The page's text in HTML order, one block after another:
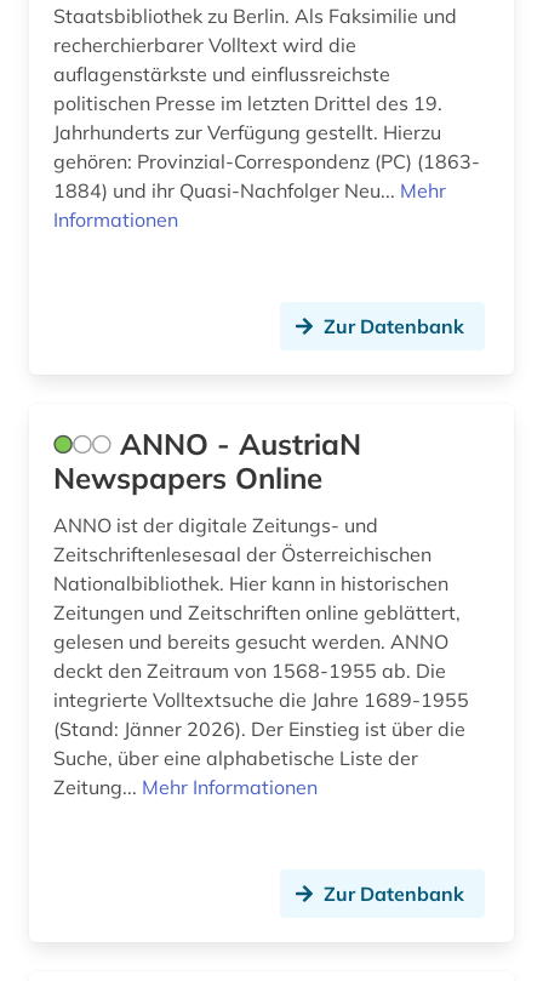
galerie (1)
galloromanistik (2)
geistesgeschichte <1500 - 1800> (1)
geisteswissenschaft (1)
geschichte (29)
geschichte 1817-1980 (1)
geschichte 1850- (1)
geschichte 1860-1870 (1)
geschichte 1860-1910 (1)
geschichte 1871-1901 (1)
geschichte 1895-1915 (1)
Staatsbibliothek zu Berlin. Als Faksimilie und
recherchierbarer Volltext wird die
auflagenstärkste und einflussreichste
politischen Presse im letzten Drittel des 19.
Jahrhunderts zur Verfügung gestellt. Hierzu
gehören: Provinzial-Correspondenz (PC) (1863-
1884) und ihr Quasi-Nachfolger Neu... Mehr
Informationen
Zur Datenbank
ANNO - AustriaN
Newspapers Online
ANNO ist der digitale Zeitungs- und
Zeitschriftenlesesaal der Österreichischen
Nationalbibliothek. Hier kann in historischen
Zeitungen und Zeitschriften online geblättert,
gelesen und bereits gesucht werden. ANNO
deckt den Zeitraum von 1568-1955 ab. Die
integrierte Volltextsuche die Jahre 1689-1955
(Stand: Jänner 2026). Der Einstieg ist über die
Suche, über eine alphabetische Liste der
Zeitung... Mehr Informationen
Zur Datenbank